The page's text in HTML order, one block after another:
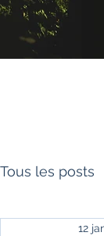
Tous les posts
12